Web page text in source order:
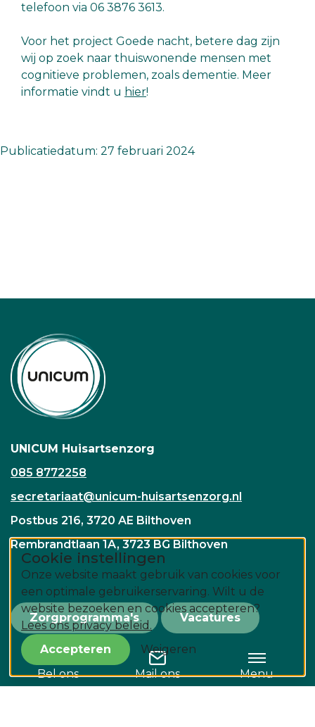
Cookie instellingen
Onze website maakt gebruik van cookies voor
een optimale gebruikerservaring. Wilt u de
website bezoeken en cookies accepteren?
Lees ons privacy beleid.
Accepteren
Weigeren
telefoon via 06 3876 3613.
Voor het project Goede nacht, betere dag zijn
wij op zoek naar thuiswonende mensen met
cognitieve problemen, zoals dementie. Meer
informatie vindt u hier!
Publicatiedatum: 27 februari 2024
UNICUM Huisartsenzorg
085 8772258
secretariaat@unicum-huisartsenzorg.nl
Postbus 216, 3720 AE Bilthoven
Rembrandtlaan 1A, 3723 BG Bilthoven
Zorgprogramma's Vacatures
Teamviewer
Bel ons Mail ons Menu